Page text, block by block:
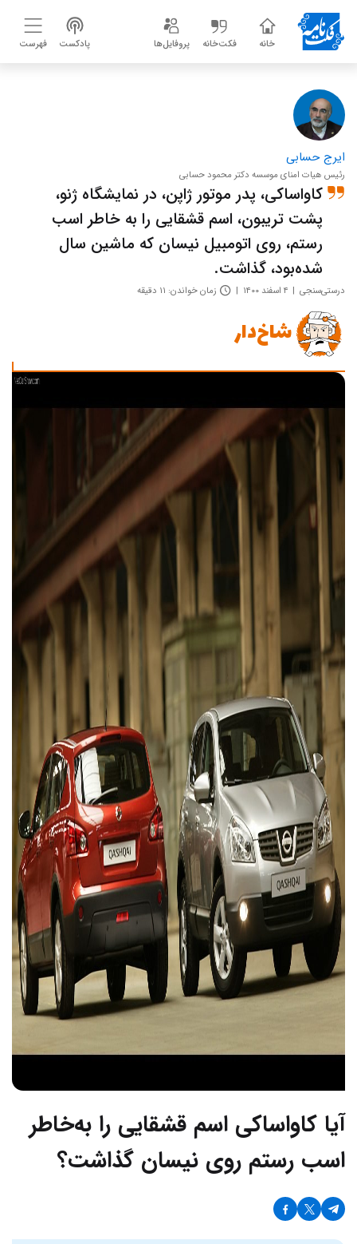
خانه فکت‌خانه پروفایل‌ها پادکست فهرست
ایرج حسابی
رئیس هیات امنای موسسه دکتر محمود حسابی
کاواساکی، پدر موتور ژاپن، در نمایشگاه ژنو،
پشت تریبون، اسم قشقایی را به خاطر اسب
رستم، روی اتومبیل نیسان که ماشین سال
شده‌بود، گذاشت.
درستی‌سنجی ۴ اسفند ۱۴۰۰ زمان خواندن: ۱۱ دقیقه
شاخ‌دار
آیا کاواساکی اسم قشقایی را به‌خاطر
اسب رستم روی نیسان گذاشت؟